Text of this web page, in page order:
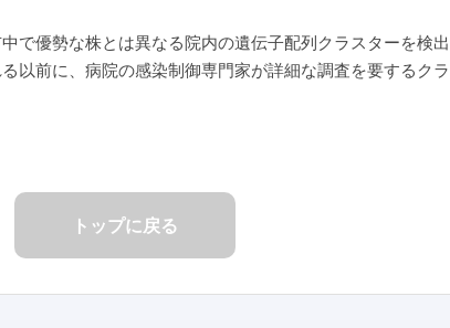
で優勢な株とは異なる院内の遺伝子配列クラスターを検
以前に、病院の感染制御専門家が詳細な調査を要するク
トップに戻る